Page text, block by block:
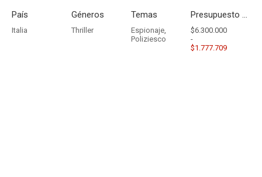
País
Italia
Géneros
Thriller
Temas
Espionaje,
Poliziesco
Presupuesto - Ingresos
$6.300.000
-
$1.777.709